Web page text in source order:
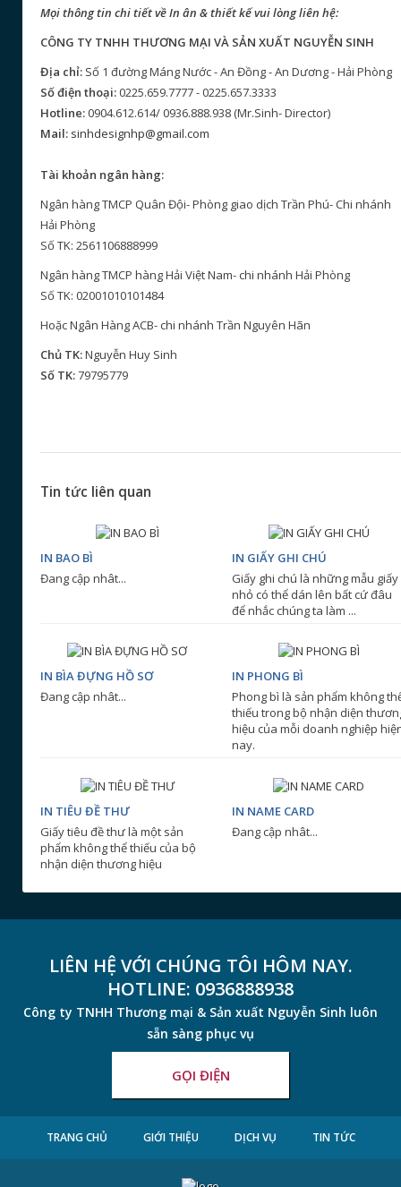
Mọi thông tin chi tiết về In ân & thiết kế vui lòng liên hệ:
CÔNG TY TNHH THƯƠNG MẠI VÀ SẢN XUẤT NGUYỄN SINH
Địa chỉ: Số 1 đường Máng Nước - An Đồng - An Dương - Hải Phòng
Số điện thoại:0225.659.7777 - 0225.657.3333
Hotline:0904.612.614/ 0936.888.938 (Mr.Sinh- Director)
Mail: sinhdesignhp@gmail.com
Tài khoản ngân hàng:
Ngân hàng TMCP Quân Đội- Phòng giao dịch Trần Phú- Chi nhánh
Hải Phòng
Số TK: 2561106888999
Ngân hàng TMCP hàng Hải Việt Nam- chi nhánh Hải Phòng
Số TK: 02001010101484
Hoặc Ngân Hàng ACB- chi nhánh Trần Nguyên Hãn
Chủ TK:Nguyễn Huy Sinh
Số TK:79795779
Tin tức liên quan
IN BAO BÌ
Đang cập nhât...
IN GIẤY GHI CHÚ
Giấy ghi chú là những mẫu giấy
nhỏ có thể dán lên bất cứ đâu
để nhắc chúng ta làm ...
IN BÌA ĐỰNG HỒ SƠ
Đang cập nhât...
IN PHONG BÌ
Phong bì là sản phẩm không
thiếu trong bộ nhận diện
hiệu của mỗi doanh nghiệp
nay.
IN TIÊU ĐỀ THƯ
Giấy tiêu đề thư là một sản
phẩm không thể thiếu của bộ
nhận diện thương hiệu
IN NAME CARD
Đang cập nhât...
GỌI ĐIỆN
LIÊN HỆ VỚI CHÚNG TÔI HÔM NAY.
HOTLINE: 0936888938
Công ty TNHH Thương mại & Sản xuất Nguyễn Sinh luôn
sẵn sàng phục vụ
TRANG CHỦ GIỚI THIỆU DỊCH VỤ TIN TỨC
LIÊN HỆ